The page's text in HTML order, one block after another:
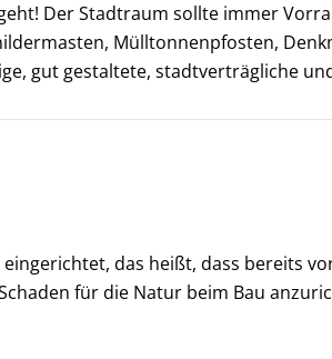
Der Stadtraum sollte immer
Mülltonnenpfosten,
gut gestaltete, stadtverträgliche
eingerichtet, das heißt, dass bereits
für die Natur beim Bau